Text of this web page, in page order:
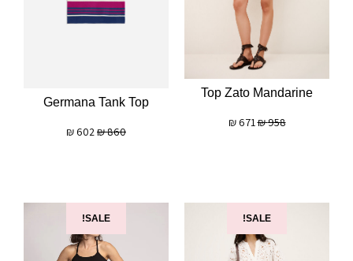
Top Zato Mandarine
958
₪
671
₪
Germana Tank Top
860
₪
602
₪
SALE!
SALE!